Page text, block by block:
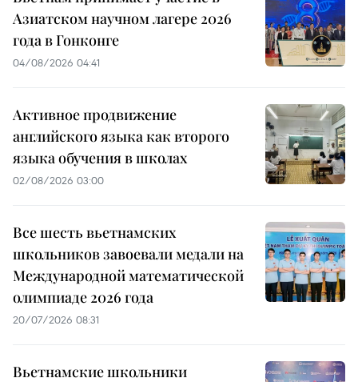
Азиатском научном лагере 2026
года в Гонконге
04/08/2026 04:41
Активное продвижение
английского языка как второго
языка обучения в школах
02/08/2026 03:00
Все шесть вьетнамских
школьников завоевали медали на
Международной математической
олимпиаде 2026 года
20/07/2026 08:31
Вьетнамские школьники